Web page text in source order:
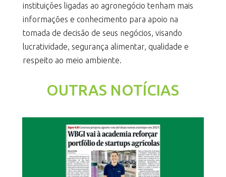
instituições ligadas ao agronegócio tenham mais
informações e conhecimento para apoio na
tomada de decisão de seus negócios, visando
lucratividade, segurança alimentar, qualidade e
respeito ao meio ambiente.
OUTRAS NOTÍCIAS